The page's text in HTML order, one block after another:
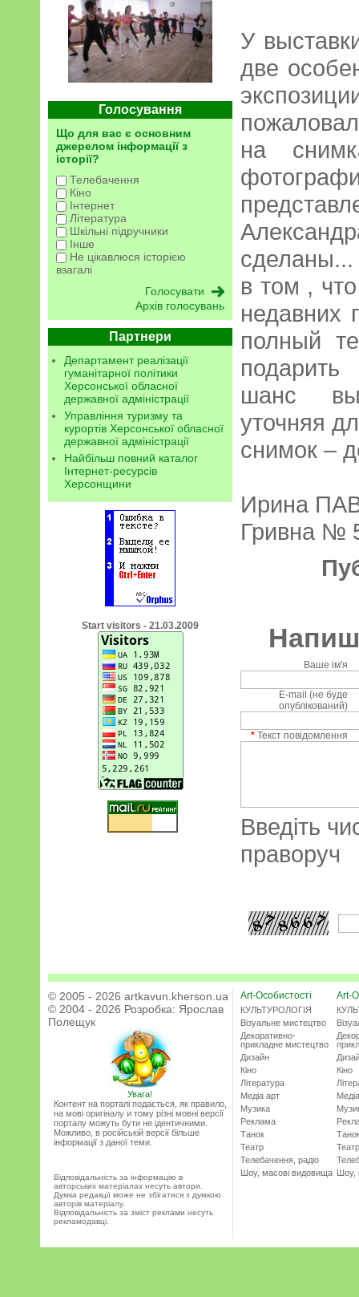
Голосування
Що для вас є основним
джерелом інформації з
історії?
Телебачення
Кіно
Інтернет
Література
Шкільні підручники
Інше
Не цікавлюся історією
взагалі
Архів голосувань
Партнери
Департамент реалізації
гуманітарної політики
Херсонської обласної
державної адміністрації
Управління туризму та
курортів Херсонської обласної
державної адміністрації
Найбільш повний каталог
Інтернет-ресурсів
Херсонщини
Start visitors - 21.03.2009
У
две
на
в том ,
недавних
полный
шанс
уточняя
снимок –
Ирина
Гривна №
Ваше ім'я
E-mail (не буде
опублікований)
* Текст повідомлення
Введіть
праворуч
© 2005 - 2026 artkavun.kherson.ua
© 2004 - 2026 Розробка: Ярослав
Полещук
Увага!
Контент на порталі подається, як правило,
на мові оригіналу и тому різні мовні версії
порталу можуть бути не ідентичними.
Можливо, в російській версії більше
інформації з даної теми.
Відповідальність за інформацію в
авторських матеріалах несуть автори.
Думка редакції може не збігатися з думкою
авторів матеріалу.
Відповідальність за зміст реклами несуть
рекламодавці.
Art-Особистості
КУЛЬТУРОЛОГІЯ
Візуальне мистецтво
Декоративно-
прикладне мистецтво
Дизайн
Кіно
Література
Медіа арт
Музика
Реклама
Танок
Театр
Телебачення, радіо
Шоу, масові видовища
Art-
Кіно
Театр
Шоу,